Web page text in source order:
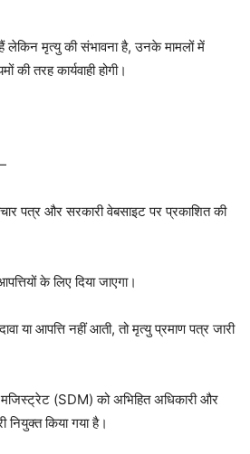
लेकिन मृत्यु की संभावना है, उनके मामलों में
तरह कार्यवाही होगी।
पत्र और सरकारी वेबसाइट पर प्रकाशित की
के लिए दिया जाएगा।
या आपत्ति नहीं आती, तो मृत्यु प्रमाण पत्र जारी
(SDM) को अभिहित अधिकारी और
नियुक्त किया गया है।